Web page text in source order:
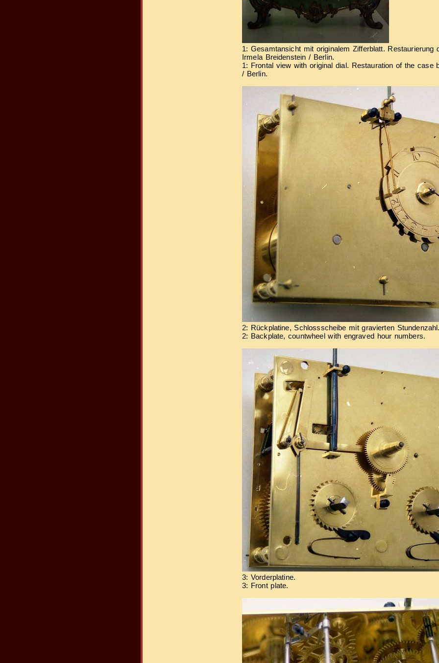
1: Gesamtansicht mit originalem Zifferblatt. Restaurierung
Irmela Breidenstein / Berlin.
1: Frontal view with original dial. Restauration of the case
/ Berlin.
2: Rückplatine, Schlossscheibe mit gravierten
2: Backplate, countwheel with engraved hour numbers.
3: Vorderplatine.
3: Front plate.